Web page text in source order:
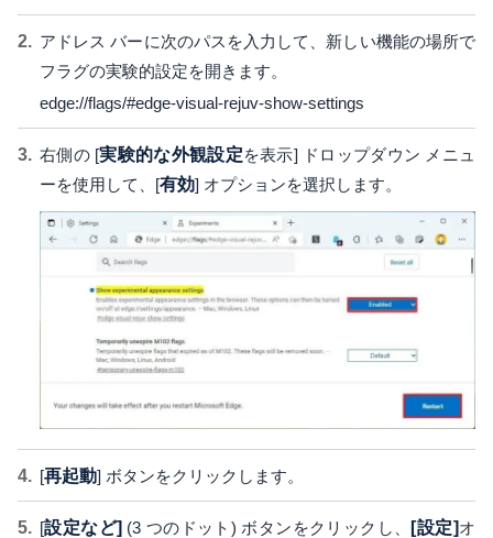
アドレス バーに次のパスを入力して、新しい機能の場所で
フラグの実験的設定を開きます。
edge://flags/#edge-visual-rejuv-show-settings
右側の [実験的な外観設定を表示] ドロップダウン メニュ
ーを使用して、[有効] オプションを選択します。
[再起動] ボタンをクリックします。
[設定など] (3 つのドット) ボタンをクリックし、 [設定]オ